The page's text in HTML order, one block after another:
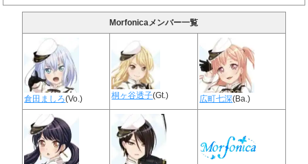
Morfonicaメンバー一覧
倉田ましろ(Vo.) 桐ヶ谷透子(Gt.) 広町七深(Ba.)